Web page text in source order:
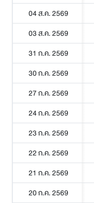
04 ส.ค. 2569
03 ส.ค. 2569
31 ก.ค. 2569
30 ก.ค. 2569
27 ก.ค. 2569
24 ก.ค. 2569
23 ก.ค. 2569
22 ก.ค. 2569
21 ก.ค. 2569
20 ก.ค. 2569